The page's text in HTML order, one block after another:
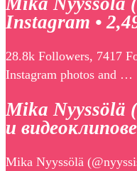
Instagram •
28.8k Followers, 7417
Instagram photos and …
Mika Nyyssölä
и
Mika Nyyssölä